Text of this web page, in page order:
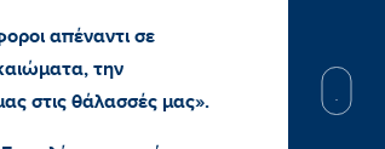
απέναντι σε
την
στις θάλασσές μας».